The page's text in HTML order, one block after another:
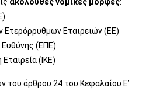
Ετερόρρυθμων Εταιρειών (ΕΕ)
Ευθύνης (ΕΠΕ)
(ΙΚΕ)
του άρθρου 24 του Κεφαλαίου Ε’